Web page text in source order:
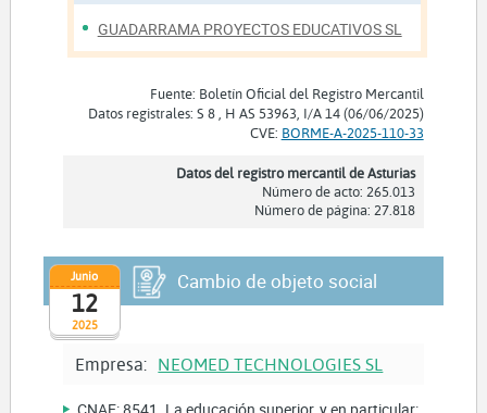
GUADARRAMA PROYECTOS EDUCATIVOS SL
Fuente: Boletín Oficial del Registro Mercantil
Datos registrales: S 8 , H AS 53963, I/A 14 (06/06/2025)
CVE: BORME-A-2025-110-33
Datos del registro mercantil de Asturias
Número de acto: 265.013
Número de página: 27.818
2025
Junio
12
Cambio de objeto social
Empresa: NEOMED TECHNOLOGIES SL
CNAE: 8541. La educación superior, y en particular: